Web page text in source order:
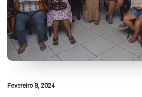
Fevereiro 8, 2024